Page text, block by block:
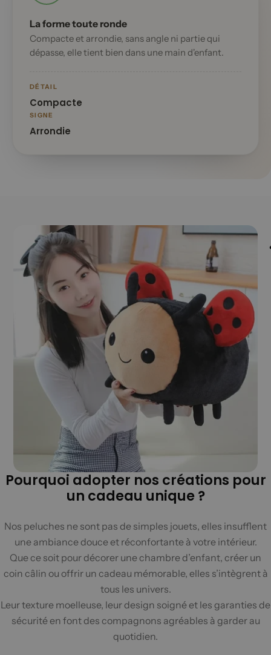
La forme toute ronde
Compacte et arrondie, sans angle ni partie qui
dépasse, elle tient bien dans une main d'enfant.
DÉTAIL
Compacte
SIGNE
Arrondie
Pourquoi adopter nos créations pour
un cadeau unique ?
Nos peluches ne sont pas de simples jouets, elles insufflent
une ambiance douce et réconfortante à votre intérieur.
Que ce soit pour décorer une chambre d’enfant, créer un
coin câlin ou offrir un cadeau mémorable, elles s’intègrent à
tous les univers.
Leur texture moelleuse, leur design soigné et les garanties de
sécurité en font des compagnons agréables à garder au
quotidien.